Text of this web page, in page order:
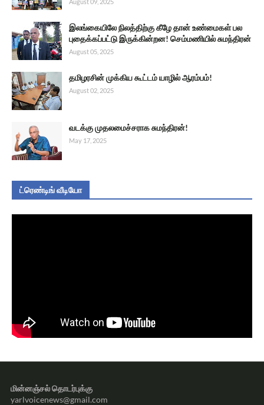
இலங்கையிலே நிலத்திற்கு கீழே தான் உண்மைகள் பல
புதைக்கப்பட்டு இருக்கின்றன! செம்மணியில் சுமந்திரன்
August 05, 2025
தமிழரசின் முக்கிய கூட்டம் யாழில் ஆரம்பம்!
August 02, 2025
வடக்கு முதலமைச்சராக சுமந்திரன்!
May 17, 2025
ட்ரெண்டிங் வீடியோ
மின்னஞ்சல் தொடர்புக்கு
yarlvoicenews@gmail.com